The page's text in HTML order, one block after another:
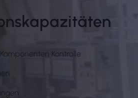
Komponenten Kontrolle